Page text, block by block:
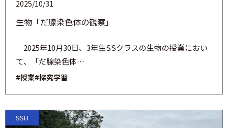
生物「だ腺染色体の観察」
2025/10/31
2025年10月30日、3年生SSクラスの生物の授業におい
て、「だ腺染色体…
#授業#探究学習
SSH